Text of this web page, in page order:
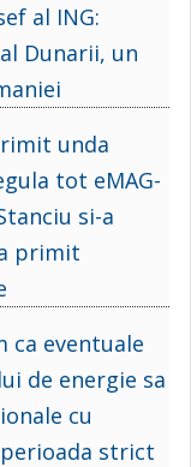
al ING:
Dunarii, un
unda
tot eMAG-
si-a
primit
ca eventuale
de energie sa
cu
strict